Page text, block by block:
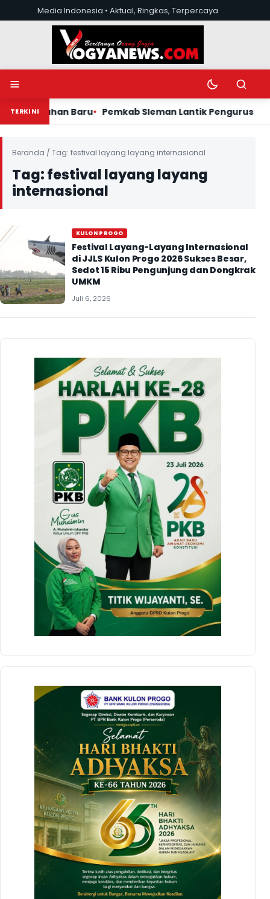
Lewati ke kontenMedia Indonesia • Aktual, Ringkas, Terpercaya
TERKINI
Baru Pemkab Sleman Lantik Pengurus KOPI TB dan
Beranda / Tag: festival layang layang internasional
Tag:festival layang layang
internasional
KULON PROGO
Festival Layang-Layang Internasional
di JJLS Kulon Progo 2026 Sukses Besar,
Sedot 15 Ribu Pengunjung dan Dongkrak
UMKM
Juli 6, 2026